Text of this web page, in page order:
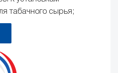
табачного сырья;